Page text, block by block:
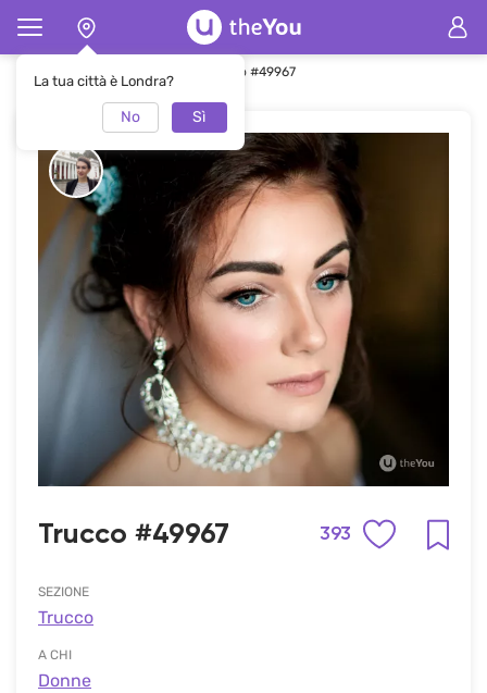
La tua città è Londra?
No Sì
Pagina principale Trucco Trucco #49967
Trucco #49967 393
SEZIONE
Trucco
A CHI
Donne